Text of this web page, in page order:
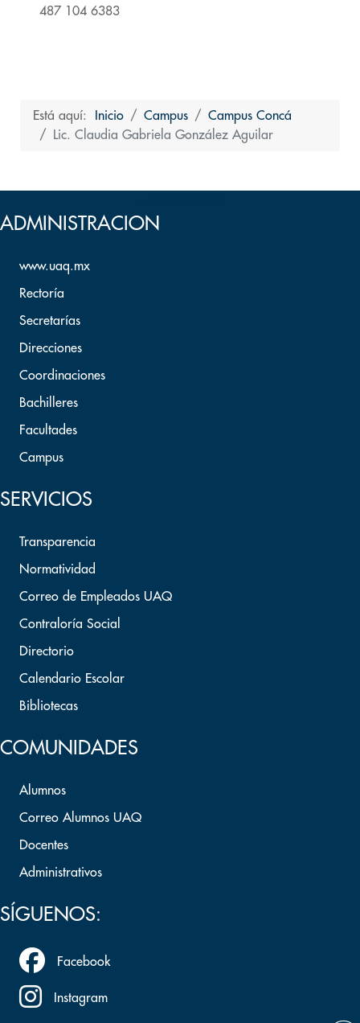
487 104 6383
Está aquí: Inicio Campus
Campus Concá
Lic. Claudia Gabriela González Aguilar
ADMINISTRACION
www.uaq.mx
Rectoría
Secretarías
Direcciones
Coordinaciones
Bachilleres
Facultades
Campus
SERVICIOS
Transparencia
Normatividad
Correo de Empleados UAQ
Contraloría Social
Directorio
Calendario Escolar
Bibliotecas
COMUNIDADES
Alumnos
Correo Alumnos UAQ
Docentes
Administrativos
SÍGUENOS:
Facebook
Instagram